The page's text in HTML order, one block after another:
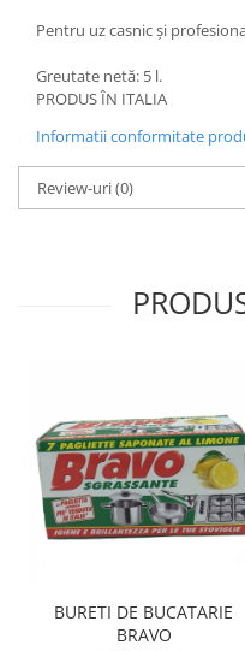
Pentru uz casnic și
Greutate netă: 5 l.
PRODUS ÎN ITALIA
Informatii conformitate
Review-uri(0)
BURETI DE BUCATARIE
BRAVO